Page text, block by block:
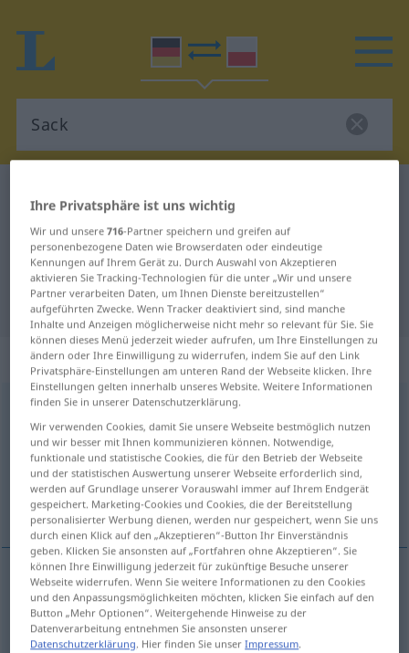
Deutsch-Polnisch Übersetzung für
"Sack"
"Sack" Polnisch Übersetzung
„Sack“: Maskulinum
Sackm <-[e]s;Säcke>
Übersicht aller Übersetzungen
(Für mehr Details die Übersetzung anklicken/antippen)
worek, wór, moszna
worek,wór Sack
moszna SackHodensack POP
Ihre Privatsphäre ist uns wichtig
Wir und unsere716-Partner speichern und greifen auf
personenbezogene Daten wie Browserdaten oder eindeutige
Kennungen auf Ihrem Gerät zu. Durch Auswahl von Akzeptieren
aktivieren Sie Tracking-Technologien für die unter „Wir und unsere
Partner verarbeiten Daten, um Ihnen Dienste bereitzustellen“
aufgeführten Zwecke. Wenn Tracker deaktiviert sind, sind manche
Inhalte und Anzeigen möglicherweise nicht mehr so relevant für Sie. Sie
können dieses Menü jederzeit wieder aufrufen, um Ihre Einstellungen zu
ändern oder Ihre Einwilligung zu widerrufen, indem Sie auf den Link
Privatsphäre-Einstellungen am unteren Rand der Webseite klicken. Ihre
Einstellungen gelten innerhalb unseres Website. Weitere Informationen
finden Sie in unserer Datenschutzerklärung.
Wir verwenden Cookies, damit Sie unsere Webseite bestmöglich nutzen
und wir besser mit Ihnen kommunizieren können. Notwendige,
funktionale und statistische Cookies, die für den Betrieb der Webseite
und der statistischen Auswertung unserer Webseite erforderlich sind,
werden auf Grundlage unserer Vorauswahl immer auf Ihrem Endgerät
gespeichert. Marketing-Cookies und Cookies, die der Bereitstellung
personalisierter Werbung dienen, werden nur gespeichert, wenn Sie uns
durch einen Klick auf den „Akzeptieren“-Button Ihr Einverständnis
geben. Klicken Sie ansonsten auf „Fortfahren ohne Akzeptieren“. Sie
können Ihre Einwilligung jederzeit für zukünftige Besuche unserer
Webseite widerrufen. Wenn Sie weitere Informationen zu den Cookies
und den Anpassungsmöglichkeiten möchten, klicken Sie einfach auf den
Button „Mehr Optionen“. Weitergehende Hinweise zu der
Datenverarbeitung entnehmen Sie ansonsten unserer
Datenschutzerklärung. Hier finden Sie unserImpressum.